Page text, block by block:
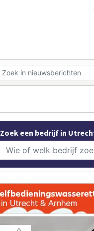
Zoek een bedrijf in